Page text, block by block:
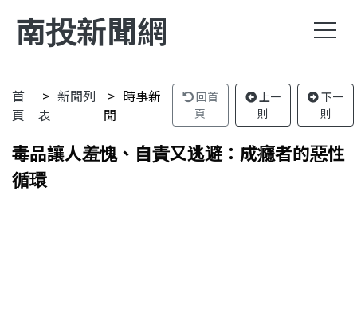
南投新聞網
首
頁
新聞列
表
時事新
聞
回首
頁
上一
則
下一
則
毒品讓人羞愧、自責又逃避：成癮者的惡性
循環